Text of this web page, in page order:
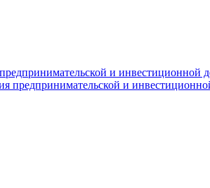
и инвестиционной
и